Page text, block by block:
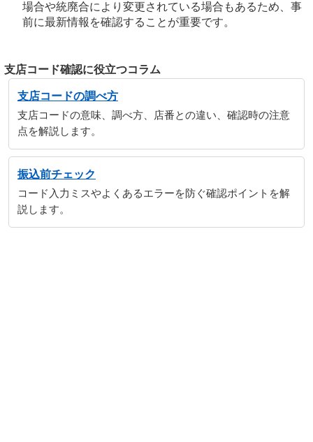
場合や統廃合により変更されている場合もあるため、事
前に最新情報を確認することが重要です。
支店コード確認に役立つコラム
支店コードの調べ方
支店コードの意味、調べ方、店番との違い、確認時の注意
点を解説します。
振込前チェック
コード入力ミスやよくあるエラーを防ぐ確認ポイントを解
説します。